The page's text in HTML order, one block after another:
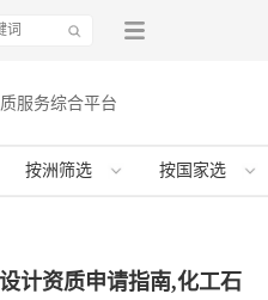
服务综合平台
按洲筛选 按国家选
计资质申请指南,化工石